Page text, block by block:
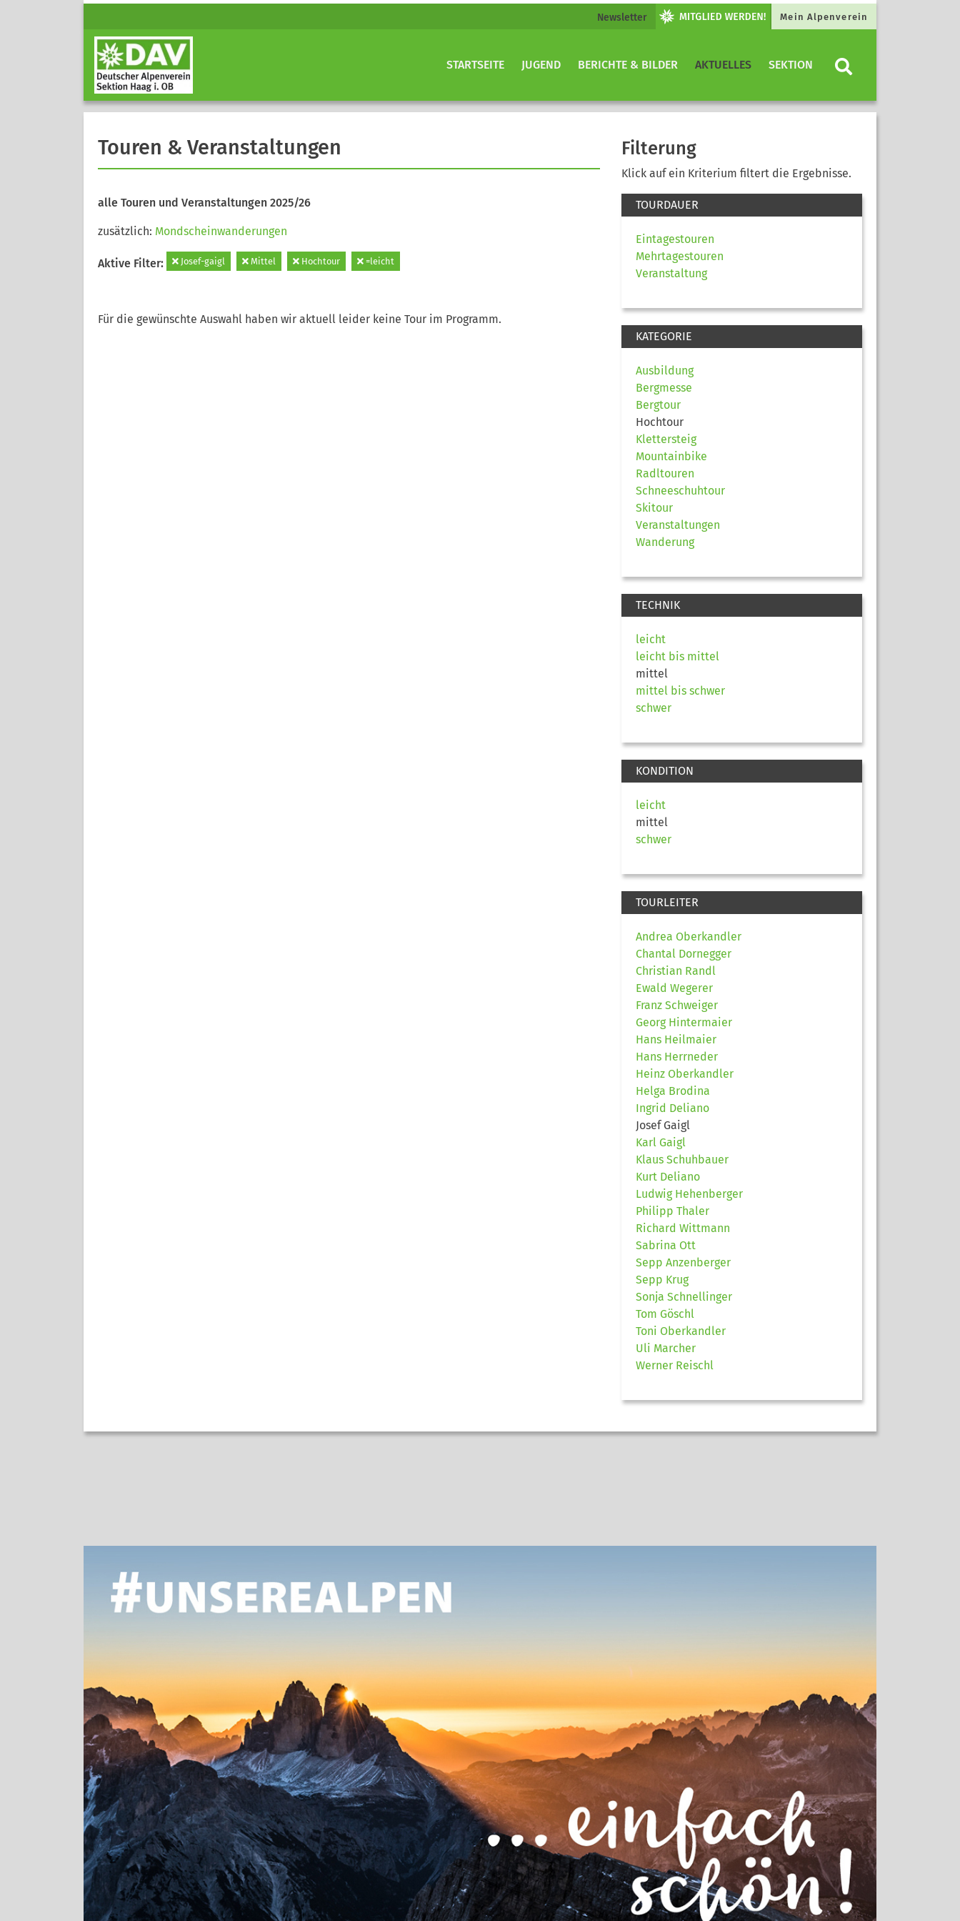
Newsletter Mein Alpenverein
STARTSEITE JUGEND BERICHTE & BILDER AKTUELLES SEKTION
Touren & Veranstaltungen
alle Touren und Veranstaltungen 2025/26
zusätzlich: Mondscheinwanderungen
Aktive Filter: Josef-gaigl Mittel Hochtour =leicht
Für die gewünschte Auswahl haben wir aktuell leider keine Tour im Programm.
Filterung
Klick auf ein Kriterium filtert die Ergebnisse.
TOURDAUER
Eintagestouren
Mehrtagestouren
Veranstaltung
KATEGORIE
Ausbildung
Bergmesse
Bergtour
Hochtour
Klettersteig
Mountainbike
Radltouren
Schneeschuhtour
Skitour
Veranstaltungen
Wanderung
TECHNIK
leicht
leicht bis mittel
mittel
mittel bis schwer
schwer
KONDITION
leicht
mittel
schwer
TOURLEITER
Andrea Oberkandler
Chantal Dornegger
Christian Randl
Ewald Wegerer
Franz Schweiger
Georg Hintermaier
Hans Heilmaier
Hans Herrneder
Heinz Oberkandler
Helga Brodina
Ingrid Deliano
Josef Gaigl
Karl Gaigl
Klaus Schuhbauer
Kurt Deliano
Ludwig Hehenberger
Philipp Thaler
Richard Wittmann
Sabrina Ott
Sepp Anzenberger
Sepp Krug
Sonja Schnellinger
Tom Göschl
Toni Oberkandler
Uli Marcher
Werner Reischl